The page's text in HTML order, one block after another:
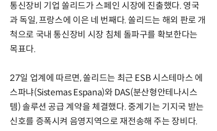
통신장비 기업 쏠리드가 스페인 시장에 진출했다. 영국
과 독일, 프랑스에 이은 네 번째다. 쏠리드는 해외 판로 개
척으로 국내 통신장비 시장 침체 돌파구를 확보한다는
목표다.
27일 업계에 따르면, 쏠리드는 최근 ESB 시스테마스 에
스파냐(Sistemas Espana)와 DAS(분산형안테나시스
템) 솔루션 공급 계약을 체결했다. 중계기는 기지국 받는
신호를 증폭시켜 음영지역으로 재전송해 주는 장비다.